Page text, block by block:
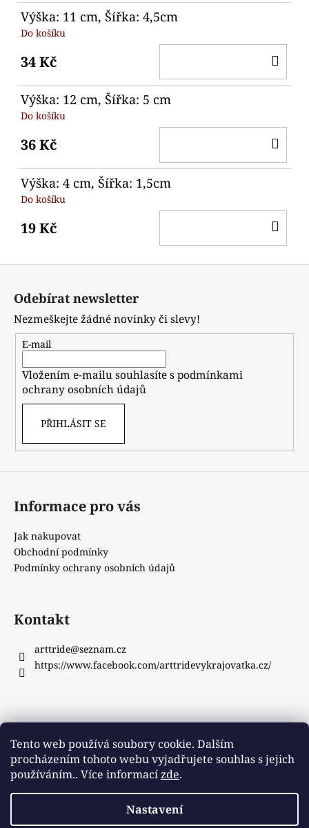
Tento web používá soubory cookie. Dalším
procházením tohoto webu vyjadřujete souhlas s jejich
používáním.. Více informacízde.
Nastavení
Výška: 11 cm, Šířka: 4,5cm
Do košíku
34 Kč
Výška: 12 cm, Šířka: 5 cm
Do košíku
36 Kč
Výška: 4 cm, Šířka: 1,5cm
Do košíku
19 Kč
Z
Odebírat newsletter
Nezmeškejte žádné novinky či slevy!
E-mail
Vložením e-mailu souhlasíte spodmínkami
ochrany osobních údajů
PŘIHLÁSIT SE
Informace pro vás
Jak nakupovat
Obchodní podmínky
Podmínky ochrany osobních údajů
Kontakt
arttride@seznam.cz
https://www.facebook.com/arttridevykrajovatka.cz/
Instagram